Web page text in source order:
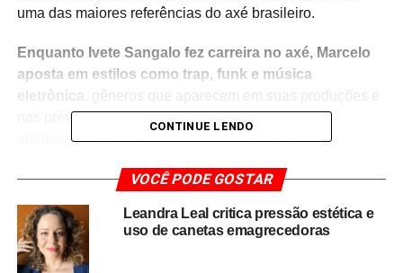
uma das maiores referências do axé brasileiro.
Enquanto Ivete Sangalo fez carreira no axé, Marcelo
aposta em estilos como trap, funk e música
nas prévias divulgadas em suas redes sociais. O
adolescente já demonstra interesse pela produção
presença no cenário artístico.
A apresentação deste fim de semana reforça o
envolvimento do jovem com a música e evidencia sua
dedicação ao desenvolvimento de uma identidade
CONTINUE LENDO
VOCÊ PODE GOSTAR
Leandra Leal critica pressão estética e
uso de canetas emagrecedoras